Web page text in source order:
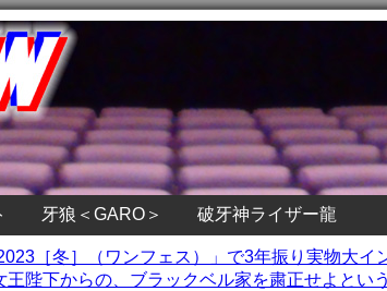
牙狼＜GARO＞ 破牙神ライザー龍
［冬］（ワンフェス）」で3年振り実物大イ
王陛下からの、ブラックベル家を粛正せよとい